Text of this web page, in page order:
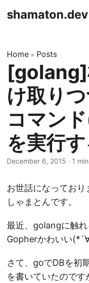
shamaton.dev
Home » Posts
[golang]
け取り
コマン
を実行
December 6, 2015 · 1 min
お世話になっており
しゃまとんです。
最近、golangに触れ
Gopherかわいい
さて、goでDBを初
を書いていたのです